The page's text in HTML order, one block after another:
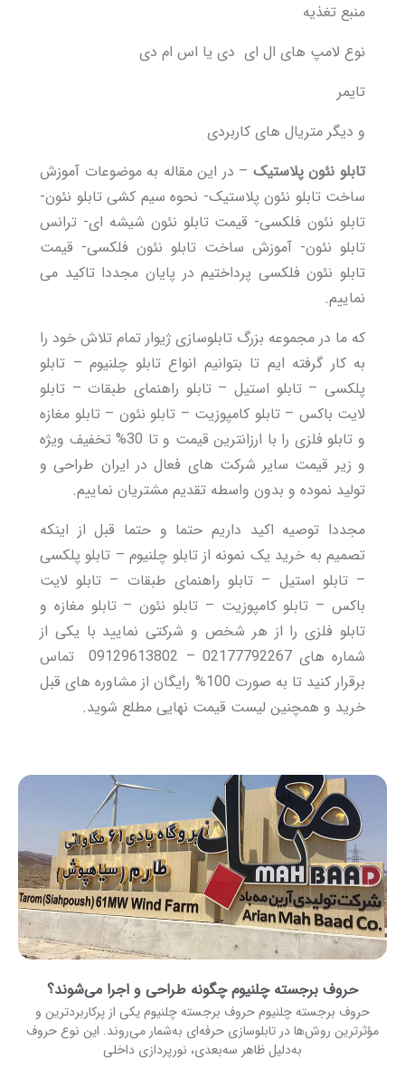
منبع تغذیه
نوع لامپ های ال ای دی یا اس ام دی
تایمر
و دیگر متریال های کاربردی
تابلو نئون پلاستیک – در این مقاله به موضوعات آموزش
ساخت تابلو نئون پلاستیک- نحوه سیم کشی تابلو نئون-
تابلو نئون فلکسی- قیمت تابلو نئون شیشه ای- ترانس
تابلو نئون- آموزش ساخت تابلو نئون فلکسی- قیمت
تابلو نئون فلکسی پرداختیم در پایان مجددا تاکید می
نماییم.
که ما در مجموعه بزرگ تابلوسازی ژیوار تمام تلاش خود را
به کار گرفته ایم تا بتوانیم انواع تابلو چلنیوم – تابلو
پلکسی – تابلو استیل – تابلو راهنمای طبقات – تابلو
لایت باکس – تابلو کامپوزیت – تابلو نئون – تابلو مغازه
و تابلو فلزی را با ارزانترین قیمت و تا 30% تخفیف ویژه
و زیر قیمت سایر شرکت های فعال در ایران طراحی و
تولید نموده و بدون واسطه تقدیم مشتریان نماییم.
مجددا توصیه اکید داریم حتما و حتما قبل از اینکه
تصمیم به خرید یک نمونه از تابلو چلنیوم – تابلو پلکسی
– تابلو استیل – تابلو راهنمای طبقات – تابلو لایت
باکس– تابلو کامپوزیت – تابلو نئون – تابلو مغازه و
تابلو فلزیرا از هر شخص و شرکتی نمایید با یکی از
شماره های 02177792267 – 09129613802 تماس
برقرار کنید تا به صورت 100% رایگان از مشاوره های قبل
خرید و همچنین لیست قیمت نهایی مطلع شوید.
حروف برجسته چلنیوم چگونه طراحی و اجرا می‌شوند؟
حروف برجسته چلنیوم حروف برجسته چلنیوم یکی از پرکاربردترین و
مؤثرترین روش‌ها در تابلوسازی حرفه‌ای به‌شمار می‌روند. این نوع حروف
به‌دلیل ظاهر سه‌بعدی، نورپردازی داخلی